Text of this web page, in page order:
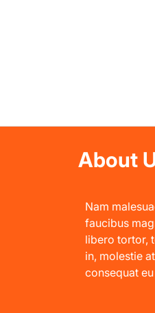
About
Nam
faucibus
libero tortor,
in, molestie
consequat